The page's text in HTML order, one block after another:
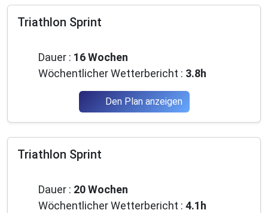
Triathlon Sprint
Dauer : 16 Wochen
Wöchentlicher Wetterbericht : 3.8h
Den Plan anzeigen
Triathlon Sprint
Dauer : 20 Wochen
Wöchentlicher Wetterbericht : 4.1h